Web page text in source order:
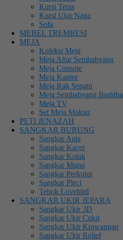
Kursi Teras
Kursi Ukir Naga
Sofa
MEBEL TREMBESI
MEJA
Koleksi Meja
Meja Altar Sembahyang
Meja Console
Meja Kantor
Meja Rak Sepatu
Meja Sembahyang Buddha
Meja TV
Set Meja Makan
PETI JENAZAH
SANGKAR BURUNG
Sangkar Anis
Sangkar Kacer
Sangkar Kotak
Sangkar Murai
Sangkar Perkutut
Sangkar Pleci
Tebok Lovebird
SANGKAR UKIR JEPARA
Sangkar Ukir 3D
Sangkar Ukir Cukit
Sangkar Ukir Krawangan
Sangkar Ukir Relief